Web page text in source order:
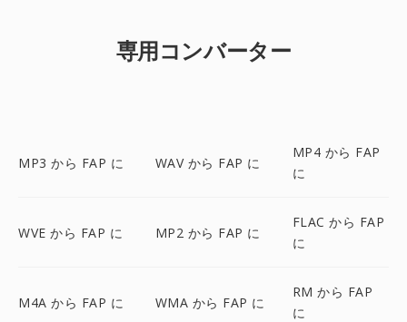
専用コンバーター
MP3 から FAP に WAV から FAP に
MP4 から FAP
に
WVE から FAP に MP2 から FAP に
FLAC から FAP
に
M4A から FAP に WMA から FAP に
RM から FAP
に